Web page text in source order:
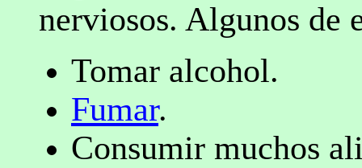
nerviosos. Algunos de
Tomar alcohol.
Fumar.
Consumir muchos